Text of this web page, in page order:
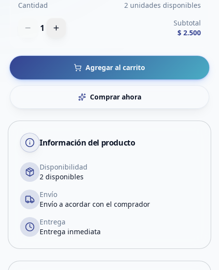
Cantidad 2 unidades disponibles
1
Subtotal
$ 2.500
Agregar al carrito
Comprar ahora
Información del producto
Disponibilidad
2 disponibles
Envío
Envío a acordar con el comprador
Entrega
Entrega inmediata